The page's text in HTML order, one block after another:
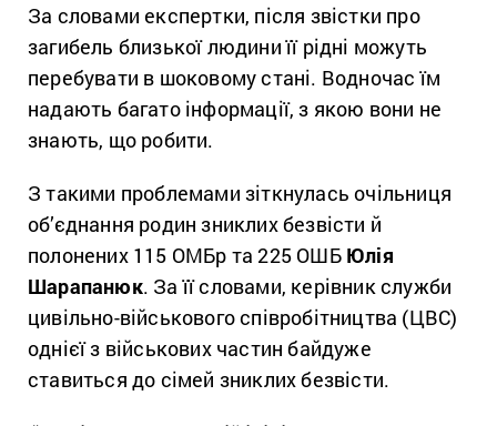
За словами експертки, після звістки про
загибель близької людини її рідні можуть
перебувати в шоковому стані. Водночас їм
надають багато інформації, з якою вони не
знають, що робити.
З такими проблемами зіткнулась очільниця
об’єднання родин зниклих безвісти й
полонених 115 ОМБр та 225 ОШБ Юлія
Шарапанюк. За її словами, керівник служби
цивільно-військового співробітництва (ЦВС)
однієї з військових частин байдуже
ставиться до сімей зниклих безвісти.